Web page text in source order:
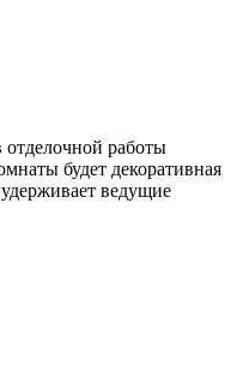
работы
будет декоративная
ведущие